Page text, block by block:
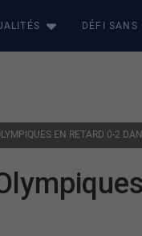
DÉFI SANS
EN RETARD 0-2